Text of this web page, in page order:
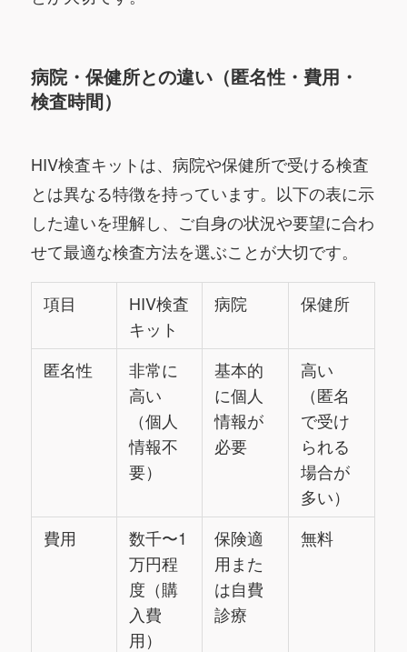
病院・保健所との違い（匿名性・費用・
検査時間）
HIV検査キットは、病院や保健所で受ける検査
とは異なる特徴を持っています。以下の表に示
した違いを理解し、ご自身の状況や要望に合わ
せて最適な検査方法を選ぶことが大切です。
項目
HIV検査
キット
病院 保健所
匿名性
非常に
高い
（個人
情報不
要）
基本的
に個人
情報が
必要
高い
（匿名
で受け
られる
場合が
多い）
費用
数千〜1
万円程
度（購
入費
用）
保険適
用また
は自費
診療
無料